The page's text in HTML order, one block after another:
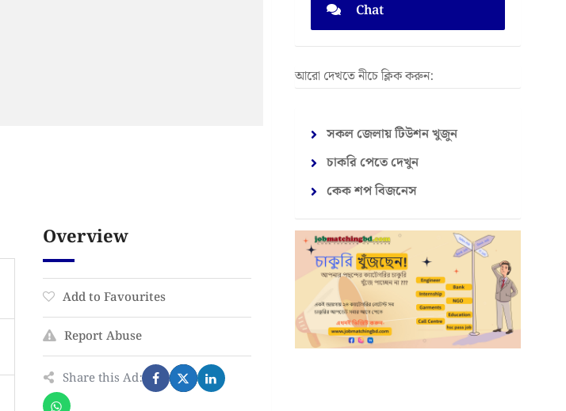
Overview
Add to Favourites
Report Abuse
Share this Ad:
Chat
আরো দেখতে নীচে ক্লিক করুন:
সকল জেলায় টিউশন খুজুন
চাকরি পেতে দেখুন
কেক শপ বিজনেস